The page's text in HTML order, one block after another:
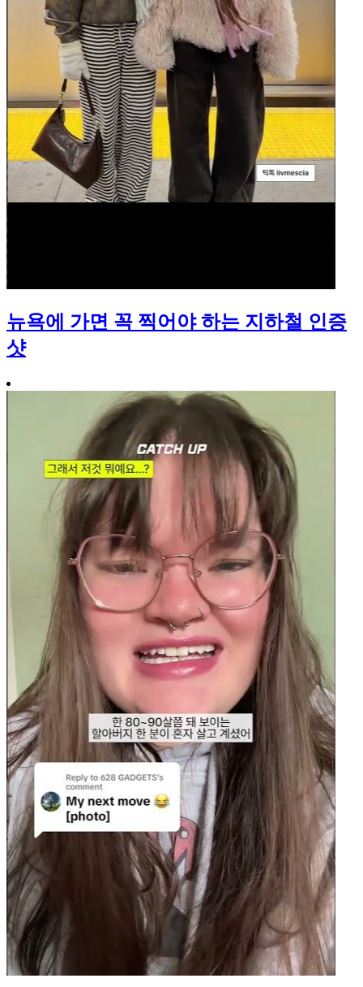
뉴욕에 가면 꼭 찍어야 하는 지하철 인증
샷